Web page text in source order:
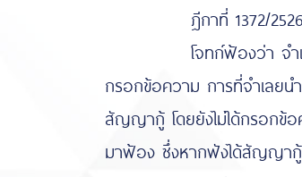
ฎีกาที่ 1372/2526
โจทก์ฟ้องว่า จำเลยกู้เงิ
กรอกข้อความ การที่จำเลยน
สัญญากู้ โดยยังไม่ได้กรอกข้
มาฟ้อง ซึ่งหากฟังได้สัญญากู้ดั